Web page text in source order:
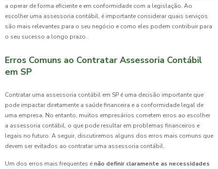
a operar de forma eficiente e em conformidade com a legislação. Ao
escolher uma assessoria contábil, é importante considerar quais serviços
são mais relevantes para o seu negócio e como eles podem contribuir para
o seu sucesso a longo prazo.
Erros Comuns ao Contratar Assessoria Contábil
em SP
Contratar uma assessoria contábil em SP é uma decisão importante que
pode impactar diretamente a saúde financeira e a conformidade legal de
uma empresa. No entanto, muitos empresários cometem erros ao escolher
a assessoria contábil, o que pode resultar em problemas financeiros e
legais no futuro. A seguir, discutiremos alguns dos erros mais comuns que
devem ser evitados ao contratar uma assessoria contábil.
Um dos erros mais frequentes é não definir claramente as necessidades